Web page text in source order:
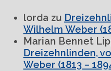
lorda zu
Wilhelm Weber
Marian Bennet
Dreizehnlinden,
Weber (1813 –